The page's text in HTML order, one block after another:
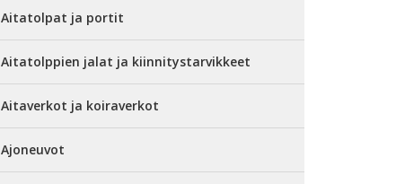
Aitatolpat ja portit
Aitatolppien jalat ja kiinnitystarvikkeet
Aitaverkot ja koiraverkot
Ajoneuvot